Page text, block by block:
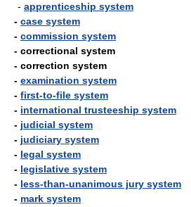
- apprenticeship system
- case system
- commission system
- correctional system
- correction system
- examination system
- first-to-file system
- international trusteeship system
- judicial system
- judiciary system
- legal system
- legislative system
- less-than-unanimous jury system
- mark system